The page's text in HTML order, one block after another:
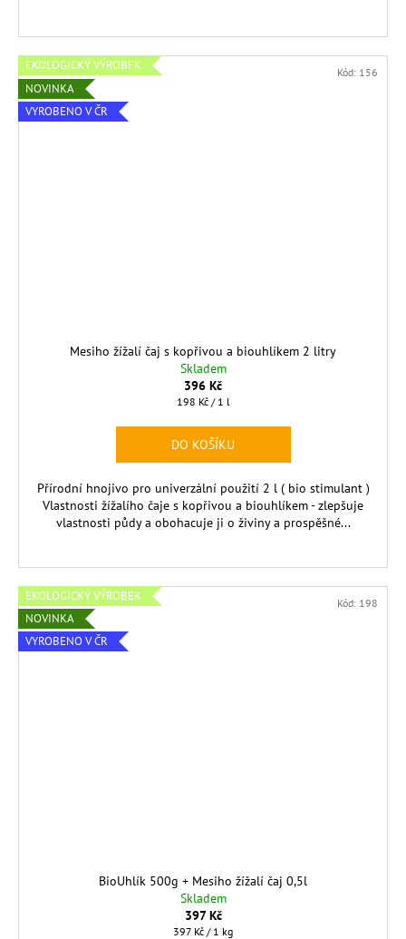
EKOLOGICKÝ VÝROBEK
NOVINKA
VYROBENO V ČR
Mesiho žížalí čaj s kopřivou a biouhlíkem 2 litry
Skladem
396 Kč
Měrná
198 Kč / 1 l
DO KOŠÍKU
Přírodní hnojivo pro univerzální použití 2 l ( bio stimulant )
Vlastnosti žížalího čaje s kopřivou a biouhlíkem - zlepšuje
vlastnosti půdy a obohacuje ji o živiny a prospěšné...
Kód: 156
EKOLOGICKÝ VÝROBEK
NOVINKA
VYROBENO V ČR
BioUhlík 500g + Mesiho žížalí čaj 0,5l
Skladem
397 Kč
Měrná
397 Kč / 1 kg
Kód: 198